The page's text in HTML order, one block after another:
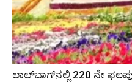
ಲಾಲ್‍ಬಾಗ್‍ನಲ್ಲಿ 220 ನೇ